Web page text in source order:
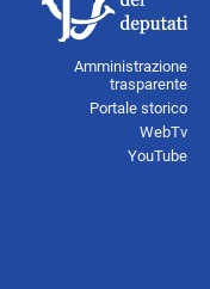
Amministrazione
trasparente
Portale storico
WebTv
YouTube